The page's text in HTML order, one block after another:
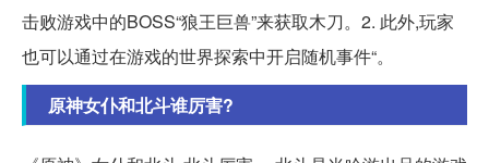
击败游戏中的BOSS“狼王巨兽”来获取木刀。2. 此外,玩家
也可以通过在游戏的世界探索中开启随机事件“。
原神女仆和北斗谁厉害?